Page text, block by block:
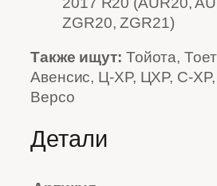
ZGR20, ZGR21)
Также ищут: Тойота,
Авенсис, Ц-ХР, ЦХР, С-
Версо
Детали